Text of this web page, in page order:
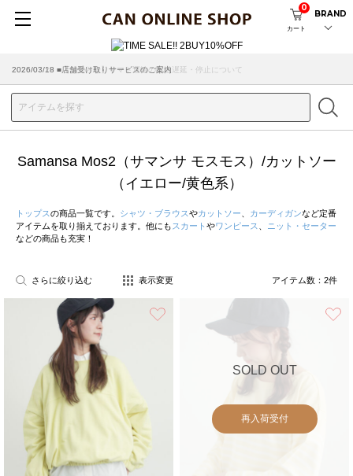
カート
0
BRAND
2026/07/29 ■【お知らせ】ヤマト運輸の配送遅延・停止について
2026/03/18 ■店舗受け取りサービスのご案内
Samansa Mos2（サマンサ モスモス）/カットソー
（イエロー/黄色系）
トップスの商品一覧です。 シャツ・ブラウスやカットソー カーディガンなど定番
アイテムを取り揃えております。他にも スカート やワンピース
ニット・セーター
などの商品も充実！
さらに絞り込む 表示変更 アイテム数： 2件
SOLD OUT
再入荷受付